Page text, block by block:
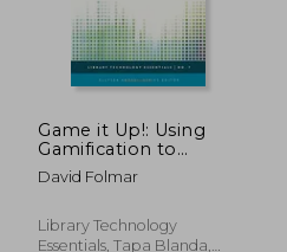
Game it Up!: Using
Gamification to
Incentivize Your
Library (Library
Essentials)
David Folmar
Library Technology
Essentials, Tapa Blanda,